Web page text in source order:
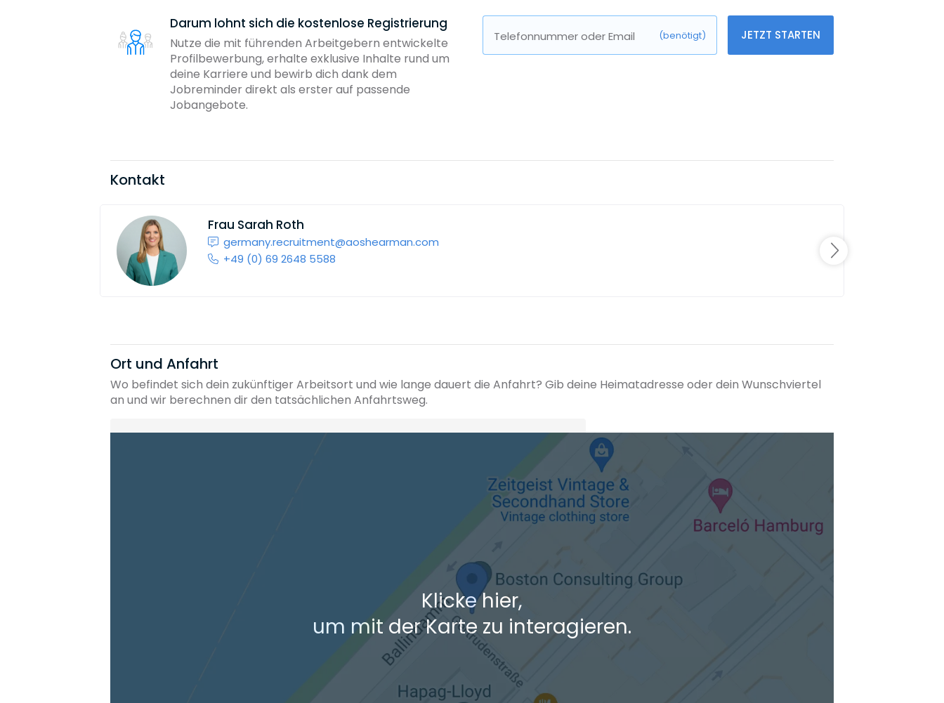
Darum lohnt sich die kostenlose Registrierung
Nutze die mit führenden Arbeitgebern entwickelte
Profilbewerbung, erhalte exklusive Inhalte rund um
deine Karriere und bewirb dich dank dem
Jobreminder direkt als erster auf passende
Jobangebote.
Telefonnummer oder Email (benötigt) JETZT STARTEN
Kontakt
Frau Sarah Roth
germany.recruitment@aoshearman.com
+49 (0) 69 2648 5588
Ort und Anfahrt
Wo befindet sich dein zukünftiger Arbeitsort und wie lange dauert die Anfahrt? Gib deine Heimatadresse oder dein Wunschviertel
an und wir berechnen dir den tatsächlichen Anfahrtsweg.
Heimatadresse oder Wunschort
+ Aktuellen Standort hinzufügen
Die berechneten Anreisezeiten basieren auf den Verkehrsdaten eines typischen Dienstag morgens um 8:30.
Klicke hier,
um mit der Karte zu interagieren.